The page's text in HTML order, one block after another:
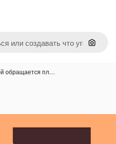
Поиск
обращается пл…